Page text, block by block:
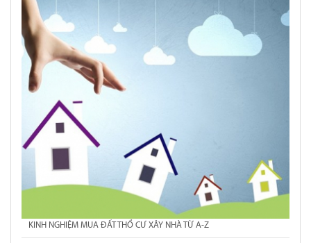
KINH NGHIỆM MUA ĐẤT THỔ CƯ XÂY NHÀ TỪ A-Z